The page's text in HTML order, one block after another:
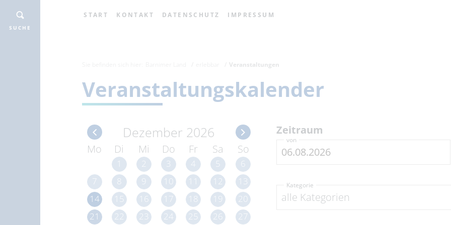
START KONTAKT DATENSCHUTZ IMPRESSUM
SUCHE
Veranstaltungen
Veranstaltungskalender
Dezember 2026
Mo Di Mi Do Fr Sa So
1 2 3 4 5
6
7
8 9 10 11 12
13
14
15 16 17 18 19
20
21
22 23 24 25 26 27
Zeitraum
von
alle Kategorien
Kategorie